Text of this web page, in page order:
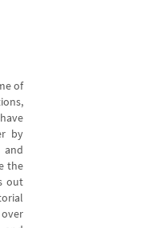
of
by
and
the
out